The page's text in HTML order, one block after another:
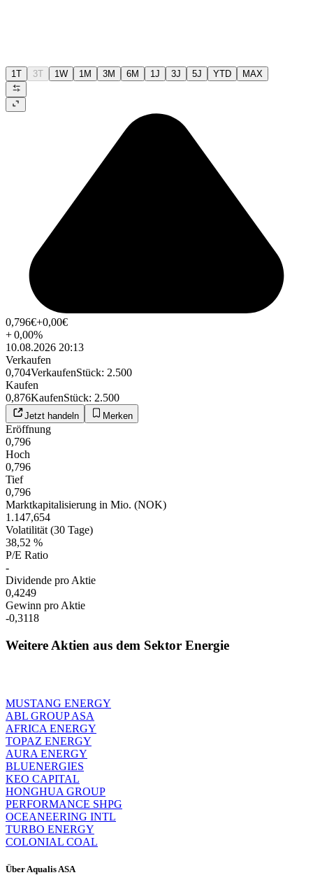
1T 3T 1W 1M 3M 6M 1J 3J 5J YTD MAX
0,796€+0,00€
+0,00%
10.08.2026 20:13
Verkaufen
0,704VerkaufenStück: 2.500
Kaufen
0,876KaufenStück: 2.500
Jetzt handeln Merken
Eröffnung
0,796
Hoch
0,796
Tief
0,796
Marktkapitalisierung in Mio. (NOK)
1.147,654
Volatilität (30 Tage)
38,52 %
P/E Ratio
-
Dividende pro Aktie
0,4249
Gewinn pro Aktie
-0,3118
Weitere Aktien aus dem Sektor Energie
MUSTANG ENERGY
ABL GROUP ASA
AFRICA ENERGY
TOPAZ ENERGY
AURA ENERGY
BLUENERGIES
KEO CAPITAL
HONGHUA GROUP
PERFORMANCE SHPG
OCEANEERING INTL
TURBO ENERGY
COLONIAL COAL
Über Aqualis ASA